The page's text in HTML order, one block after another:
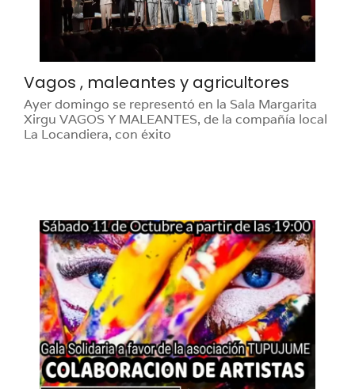
Vagos , maleantes y agricultores
Ayer domingo se representó en la Sala Margarita
Xirgu VAGOS Y MALEANTES, de la compañía local
La Locandiera, con éxito